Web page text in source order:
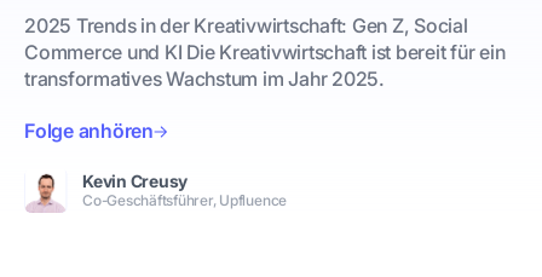
2025 Trends in der Kreativwirtschaft: Gen Z, Social
Commerce und KI Die Kreativwirtschaft ist bereit für ein
transformatives Wachstum im Jahr 2025.
Folge anhören
Kevin Creusy
Co-Geschäftsführer, Upfluence